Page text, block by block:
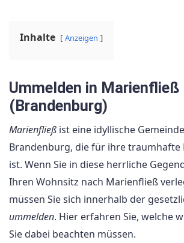
Inhalte Anzeigen
Ummelden in Marienfließ
(Brandenburg)
Marienfließ ist eine idyllische
Brandenburg, die für ihre traumhafte
ist. Wenn Sie in diese herrliche
Ihren Wohnsitz nach Marienfließ
müssen Sie sich innerhalb der
ummelden. Hier erfahren Sie, welche
Sie dabei beachten müssen.